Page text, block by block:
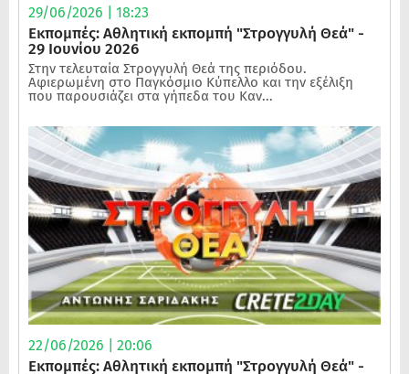
29/06/2026 | 18:23
Εκπομπές: Αθλητική εκπομπή "Στρογγυλή Θεά" -
29 Ιουνίου 2026
Στην τελευταία Στρογγυλή Θεά της περιόδου.
Αφιερωμένη στο Παγκόσμιο Κύπελλο και την εξέλιξη
που παρουσιάζει στα γήπεδα του Καν...
22/06/2026 | 20:06
Εκπομπές: Αθλητική εκπομπή "Στρογγυλή Θεά" -